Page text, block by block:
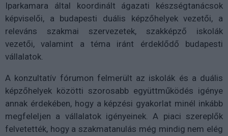
Iparkamara által koordinált ágazati készségtanácsok
képviselői, a budapesti duális képzőhelyek vezetői, a
releváns szakmai szervezetek, szakképző iskolák
vezetői, valamint a téma iránt érdeklődő budapesti
vállalatok.
A konzultatív fórumon felmerült az iskolák és a duális
képzőhelyek közötti szorosabb együttműködés igénye
annak érdekében, hogy a képzési gyakorlat minél inkább
megfeleljen a vállalatok igényeinek. A piaci szereplők
felvetették, hogy a szakmatanulás még mindig nem elég